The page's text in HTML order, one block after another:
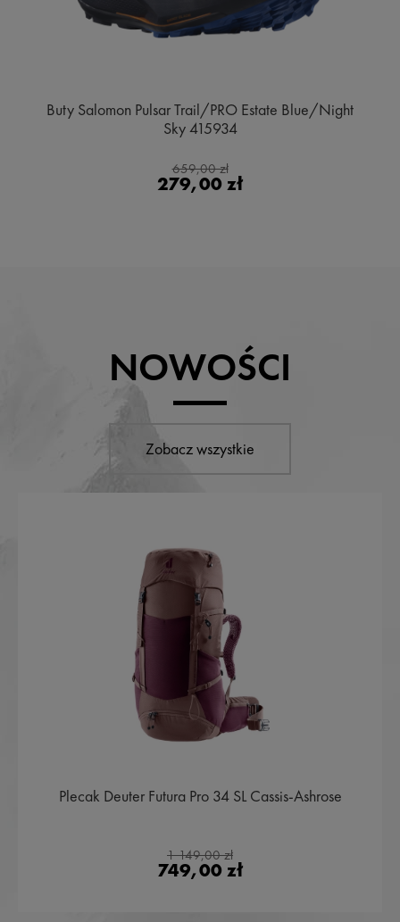
Buty Salomon Pulsar Trail/PRO Estate Blue/Night
Sky 415934
659,00 zł
279,00 zł
NOWOŚCI
Zobacz wszystkie
Plecak Deuter Futura Pro 34 SL Cassis-Ashrose
1 149,00 zł
749,00 zł